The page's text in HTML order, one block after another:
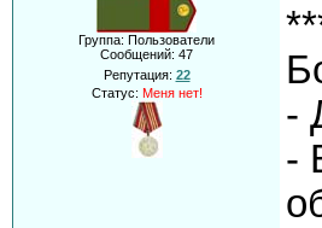
Группа: Пользователи
Сообщений: 47
Репутация: 22
Статус: Меня нет!
-
-